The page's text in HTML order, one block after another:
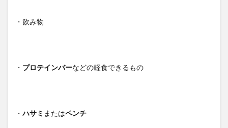
・飲み物
・ プロテインバーなどの軽食できるもの
・ハサミ またはペンチ